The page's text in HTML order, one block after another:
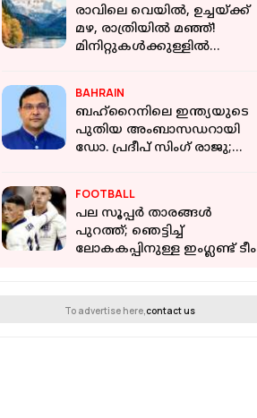
രാവിലെ വെയിൽ, ഉച്ചയ്ക്ക്
മഴ, രാത്രിയിൽ മഞ്ഞ്!
മിനിറ്റുകൾക്കുള്ളിൽ
BAHRAIN
ബഹ്റൈനിലെ ഇന്ത്യയുടെ
പുതിയ അംബാസഡറായി
ഡോ. പ്രദീപ് സിംഗ് രാജു;
FOOTBALL
പല സൂപ്പർ താരങ്ങൾ
പുറത്ത്; ഞെട്ടിച്ച്
ലോകകപ്പിനുള്ള ഇംഗ്ലണ്ട് ടീം
To advertise here, contact us